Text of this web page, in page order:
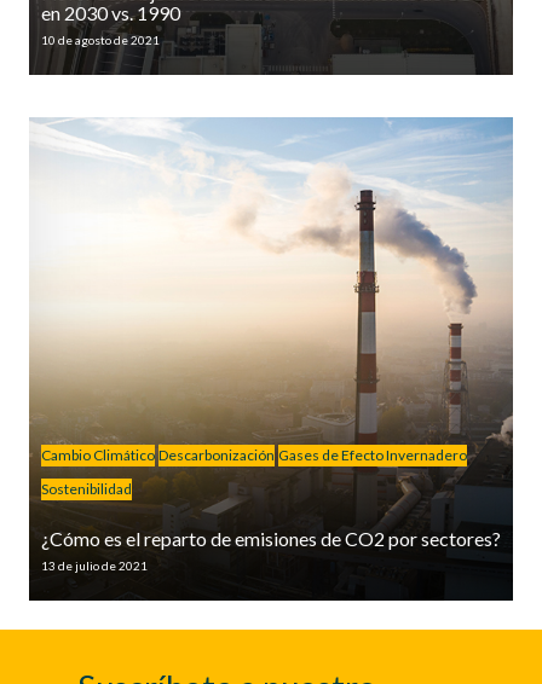
en 2030 vs. 1990
10 de agosto de 2021
Cambio Climático Descarbonización Gases de Efecto Invernadero
Sostenibilidad
¿Cómo es el reparto de emisiones de CO2 por sectores?
13 de julio de 2021